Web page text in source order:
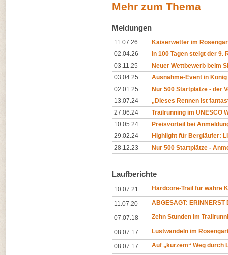
Mehr zum Thema
Meldungen
11.07.26
Kaiserwetter im
02.04.26
In 100 Tagen steigt der 9.
03.11.25
Neuer Wettbewerb beim
03.04.25
Ausnahme-Event in
02.01.25
Nur 500 Startplätze - der
13.07.24
„Dieses Rennen ist
27.06.24
Trailrunning im UNESCO
10.05.24
Preisvorteil bei
29.02.24
Highlight für Bergläufer:
28.12.23
Nur 500 Startplätze -
Laufberichte
10.07.21 Hardcore-Trail für wahre
11.07.20 ABGESAGT: ERINNERST
07.07.18 Zehn Stunden im
08.07.17 Lustwandeln im
08.07.17 Auf „kurzem“ Weg durch